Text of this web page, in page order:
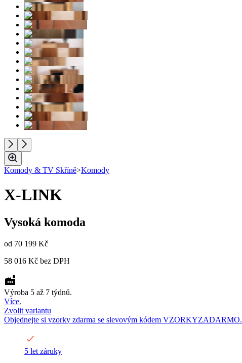
Komody & TV Skříně>Komody
X-LINK
Vysoká komoda
od 70 199 Kč
58 016 Kč bez DPH
Výroba 5 až 7 týdnů.
Více.
Zvolit variantu
Objednejte si vzorky zdarma se slevovým kódem VZORKYZADARMO.
5 let záruky